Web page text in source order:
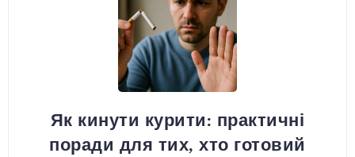
Як кинути курити: практичні
поради для тих, хто готовий